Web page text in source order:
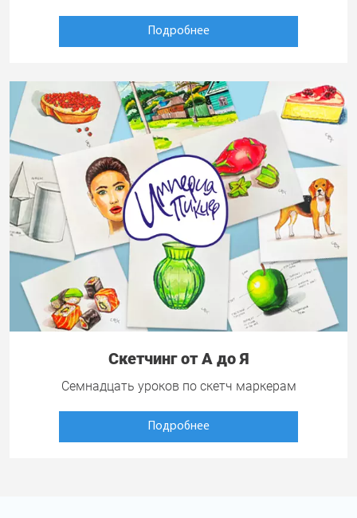
Подробнее
Скетчинг от А до Я
Семнадцать уроков по скетч маркерам
Подробнее